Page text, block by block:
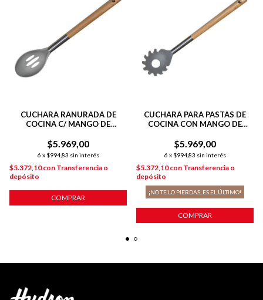
CUCHARA RANURADA DE
COCINA C/ MANGO DE
$5.969,00
6 x $994,83 sin interés
$5.372,10con Transferencia o
depósito
COMPRAR
CUCHARA PARA PASTAS DE
COCINA CON MANGO DE
$5.969,00
6 x $994,83 sin interés
$5.372,10con Transferencia o
depósito
¡NO TE LO PIERDAS, ES EL ÚLTIMO!
COMPRAR